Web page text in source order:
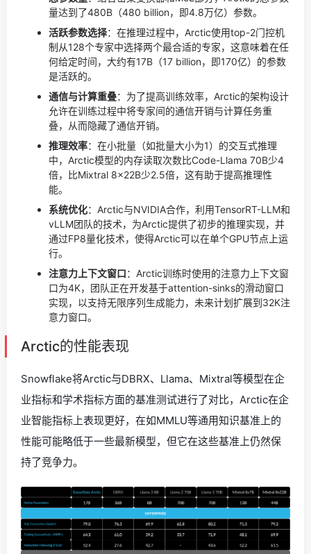
量达到了480B（480 billion，即4.8万亿）参数。
活跃参数选择：在推理过程中，Arctic使用top-2门控机
制从128个专家中选择两个最合适的专家，这意味着在任
何给定时间，大约有17B（17 billion，即170亿）的参数
是活跃的。
通信与计算重叠：为了提高训练效率，Arctic的架构设计
允许在训练过程中将专家间的通信开销与计算任务重
叠，从而隐藏了通信开销。
推理效率：在小批量（如批量大小为1）的交互式推理
中，Arctic模型的内存读取次数比Code-Llama 70B少4
倍，比Mixtral 8x22B少2.5倍，这有助于提高推理性
能。
系统优化：Arctic与NVIDIA合作，利用TensorRT-LLM和
vLLM团队的技术，为Arctic提供了初步的推理实现，并
通过FP8量化技术，使得Arctic可以在单个GPU节点上运
行。
注意力上下文窗口：Arctic训练时使用的注意力上下文窗
口为4K，团队正在开发基于attention-sinks的滑动窗口
实现，以支持无限序列生成能力，未来计划扩展到32K注
意力窗口。
Arctic的性能表现
Snowflake将Arctic与DBRX、Llama、Mixtral等模型在企
业指标和学术指标方面的基准测试进行了对比，Arctic在企
业智能指标上表现更好，在如MMLU等通用知识基准上的
性能可能略低于一些最新模型，但它在这些基准上仍然保
持了竞争力。